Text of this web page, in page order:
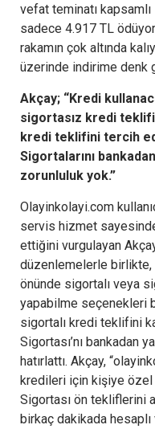
vefat teminatı
sadece 4.917 TL
rakamın çok altında
üzerinde indirime denk
Akçay; “Kredi
sigortasız kredi
kredi teklifini tercih
Sigortalarını
zorunluluk yok.”
Olayinkolayi.com
servis hizmet
ettiğini vurgulayan
düzenlemelerle
önünde sigortalı veya
yapabilme seçenekleri
sigortalı kredi teklifini
Sigortası’nı bankadan
hatırlattı. Akçay,
kredileri için kişiye özel
Sigortası ön tekliflerini
birkaç dakikada